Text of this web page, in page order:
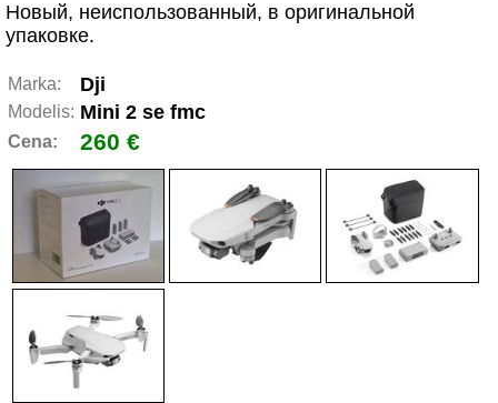
Новый, неиспользованный, в оригинальной
упаковке.
Marka: Dji
Modelis: Mini 2 se fmc
Cena: 260 €